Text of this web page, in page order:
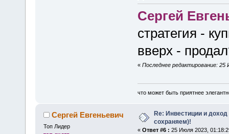
Сергей
стратегия -
вверх -
« Последнее редактирование:
что может быть приятнее
Сергей Евгеньевич
Топ Лидер
Re: Инвестиции и
сохраняем)!
« Ответ #6 : 25 Июля 2023,